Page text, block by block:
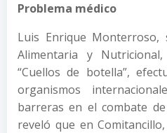
Problema médico
Luis Enrique Monterroso,
Alimentaria y
“Cuellos de botella”,
organismos
barreras en el combate
reveló que en